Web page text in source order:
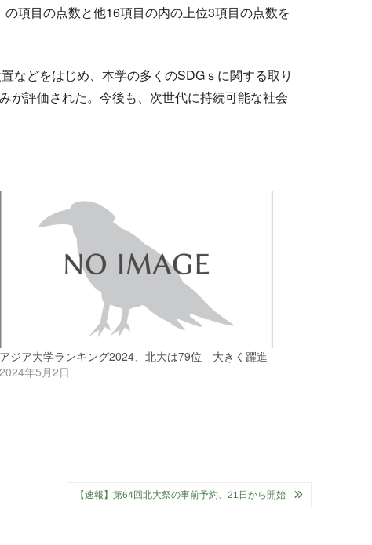
項目の点数と他16項目の内の上位3項目の点数を
などをはじめ、本学の多くのSDGｓに関する取り
が評価された。今後も、次世代に持続可能な社会
アジア大学ランキング2024、北大は79位 大きく躍進
2024年5月2日
【速報】第64回北大祭の事前予約、21日から開始